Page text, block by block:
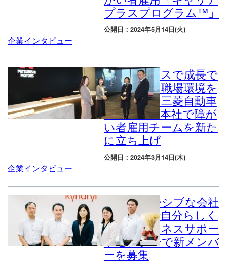
プラスプログラム™」
公開日：2024年5月14日(火)
企業インタビュー
自分のペースで成長で
きる安心な職場環境を
作りたい｜三菱自動車
工業が田町本社で障が
い者雇用チームを新た
に立ち上げ
公開日：2024年3月14日(木)
企業インタビュー
インクルーシブな会社
文化の中で自分らしく
働く。ビジネスサポー
トセンターで新メンバ
ーを募集